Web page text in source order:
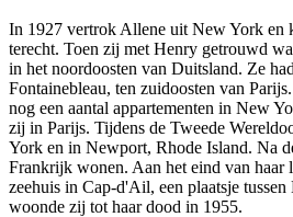
In 1927 vertrok Allene uit New York en
terecht. Toen zij met Henry getrouwd
in het noordoosten van Duitsland. Ze
Fontainebleau, ten zuidoosten van
nog een aantal appartementen in New
zij in Parijs. Tijdens de Tweede
York en in Newport, Rhode Island. Na
Frankrijk wonen. Aan het eind van haar
zeehuis in Cap-d'Ail, een plaatsje
woonde zij tot haar dood in 1955.